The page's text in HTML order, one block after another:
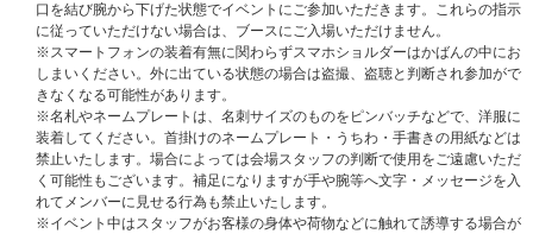
＜重要＞
※UNIVERSAL MUSIC STORE購入者の方のご本人確認は｢会員登録情報｣に
て行われます｡
※販売対象サイトの登録情報と『主催者が指定する顔写真付きの身分証明
書』が一致しない場合は、いかなる理由があってもご参加いただけません。
※当選されたご本人様のみイベントにご参加いただけます。保護者様の名義
で登録し当選されても、お子様や別名義の方が参加することはできません。
＜応募注意事項＞
※UNIVERSAL MUSIC STOREでご購入の方は注文時にご登録いただいてい
口を結び腕から下げた状態でイベントにご参加いただきます。これらの指示
に従っていただけない場合は、ブースにご入場いただけません。
※スマートフォンの装着有無に関わらずスマホショルダーはかばんの中にお
しまいください。外に出ている状態の場合は盗撮、盗聴と判断され参加がで
きなくなる可能性があります。
※名札やネームプレートは、名刺サイズのものをピンバッチなどで、洋服に
装着してください。首掛けのネームプレート・うちわ・手書きの用紙などは
禁止いたします。場合によっては会場スタッフの判断で使用をご遠慮いただ
く可能性もございます。補足になりますが手や腕等へ文字・メッセージを入
れてメンバーに見せる行為も禁止いたします。
※イベント中はスタッフがお客様の身体や荷物などに触れて誘導する場合が